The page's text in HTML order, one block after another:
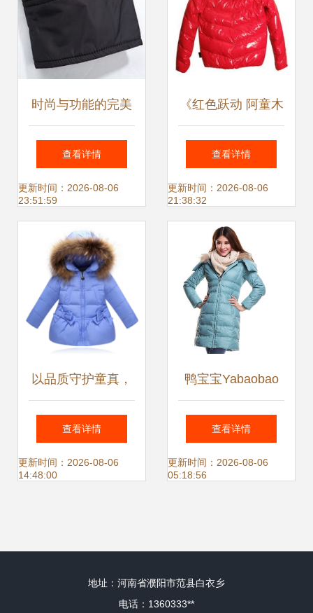
时尚与功能的完美
融合 花花公子男士
短款羽绒服评测
查看详情
更新时间：2026-08-06
23:51:59
《红色跃动 阿童木
IT撞色羽绒外套穿
搭解析》
查看详情
更新时间：2026-08-06
21:38:32
以品质守护童真，
金联维品会中长款
毛领羽绒服温暖女
查看详情
更新时间：2026-08-06
14:48:00
鸭宝宝Yabaobao
反季清仓 湖水绿修
身羽绒服，兼具温
查看详情
更新时间：2026-08-06
05:18:56
地址：河南省濮阳市范县白衣乡
电话：1360333**